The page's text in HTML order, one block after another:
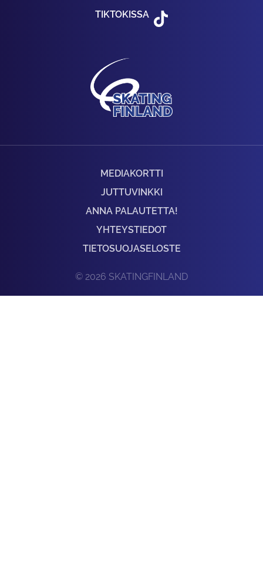
TIKTOKISSA
MEDIAKORTTI
JUTTUVINKKI
ANNA PALAUTETTA!
YHTEYSTIEDOT
TIETOSUOJASELOSTE
© 2026 SKATINGFINLAND